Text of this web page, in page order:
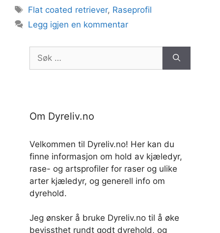
Stikkord
Flat coated retriever, Raseprofil
Legg igjen en kommentar
etter:
Om Dyreliv.no
Velkommen til Dyreliv.no! Her kan du
finne informasjon om hold av kjæledyr,
rase- og artsprofiler for raser og ulike
arter kjæledyr, og generell info om
dyrehold.
Jeg ønsker å bruke Dyreliv.no til å øke
bevissthet rundt godt dyrehold, og